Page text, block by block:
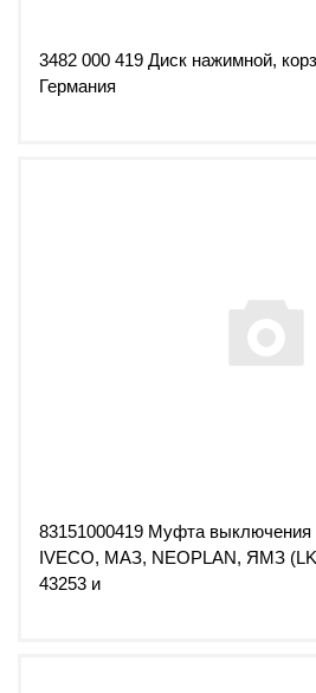
3482 000 419 Диск нажимной,
Германия
83151000419 Муфта выключения
IVECO, МАЗ, NEOPLAN, ЯМЗ
43253 и